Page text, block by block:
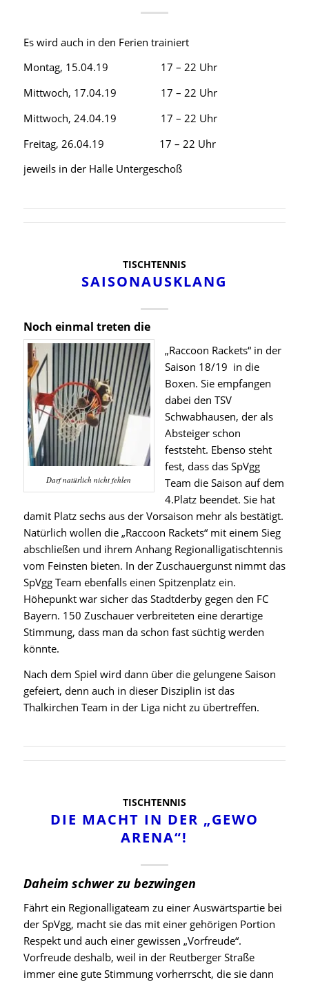
Es wird auch in den Ferien trainiert
Montag, 15.04.19 17 – 22 Uhr
Mittwoch, 17.04.19 17 – 22 Uhr
Mittwoch, 24.04.19 17 – 22 Uhr
Freitag, 26.04.19 17 – 22 Uhr
jeweils in der Halle Untergeschoß
TISCHTENNIS
SAISONAUSKLANG
Noch einmal treten die
Darf natürlich nicht fehlen
„Raccoon Rackets“ in der
Saison 18/19 in die
Boxen. Sie empfangen
dabei den TSV
Schwabhausen, der als
Absteiger schon
feststeht. Ebenso steht
fest, dass das SpVgg
Team die Saison auf dem
4.Platz beendet. Sie hat
damit Platz sechs aus der Vorsaison mehr als bestätigt.
Natürlich wollen die „Raccoon Rackets“ mit einem Sieg
abschließen und ihrem Anhang Regionalligatischtennis
vom Feinsten bieten. In der Zuschauergunst nimmt das
SpVgg Team ebenfalls einen Spitzenplatz ein.
Höhepunkt war sicher das Stadtderby gegen den FC
Bayern. 150 Zuschauer verbreiteten eine derartige
Stimmung, dass man da schon fast süchtig werden
könnte.
Nach dem Spiel wird dann über die gelungene Saison
gefeiert, denn auch in dieser Disziplin ist das
Thalkirchen Team in der Liga nicht zu übertreffen.
TISCHTENNIS
DIE MACHT IN DER „GEWO
ARENA“!
Daheim schwer zu bezwingen
Fährt ein Regionalligateam zu einer Auswärtspartie bei
der SpVgg, macht sie das mit einer gehörigen Portion
Respekt und auch einer gewissen „Vorfreude“.
Vorfreude deshalb, weil in der Reutberger Straße
immer eine gute Stimmung vorherrscht, die sie dann